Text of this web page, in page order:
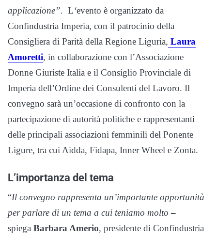
applicazione”. L‘evento è organizzato da
Confindustria Imperia, con il patrocinio della
Consigliera di Parità della Regione Liguria, Laura
Amoretti, in collaborazione con l’Associazione
Donne Giuriste Italia e il Consiglio Provinciale di
Imperia dell’Ordine dei Consulenti del Lavoro. Il
convegno sarà un’occasione di confronto con la
partecipazione di autorità politiche e rappresentanti
delle principali associazioni femminili del Ponente
Ligure, tra cui Aidda, Fidapa, Inner Wheel e Zonta.
L’importanza del tema
“Il convegno rappresenta un’importante opportunità
per parlare di un tema a cui teniamo molto –
spiega Barbara Amerio, presidente di Confindustria